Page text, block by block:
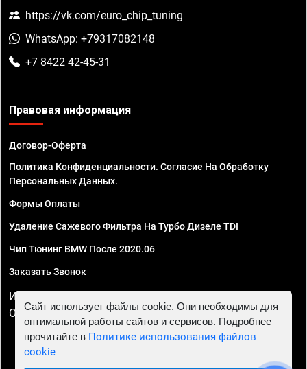
https://vk.com/euro_chip_tuning
WhatsApp: +79317082148
+7 8422 42-45-31
Правовая информация
Договор-Оферта
Политика Конфиденциальности. Согласие На Обработку
Персональных Данных.
Формы Оплаты
Удаление Сажевого Фильтра На Турбо Дизеле TDI
Чип Тюнинг BMW После 2020.06
Заказать Звонок
ИП Смирнов Георгий Павлович. ИНН 781302555843,
ОГРНИП 324470400032610
Сайт использует файлы cookie. Они необходимы для
оптимальной работы сайтов и сервисов. Подробнее
прочитайте в Политике использования файлов
cookie